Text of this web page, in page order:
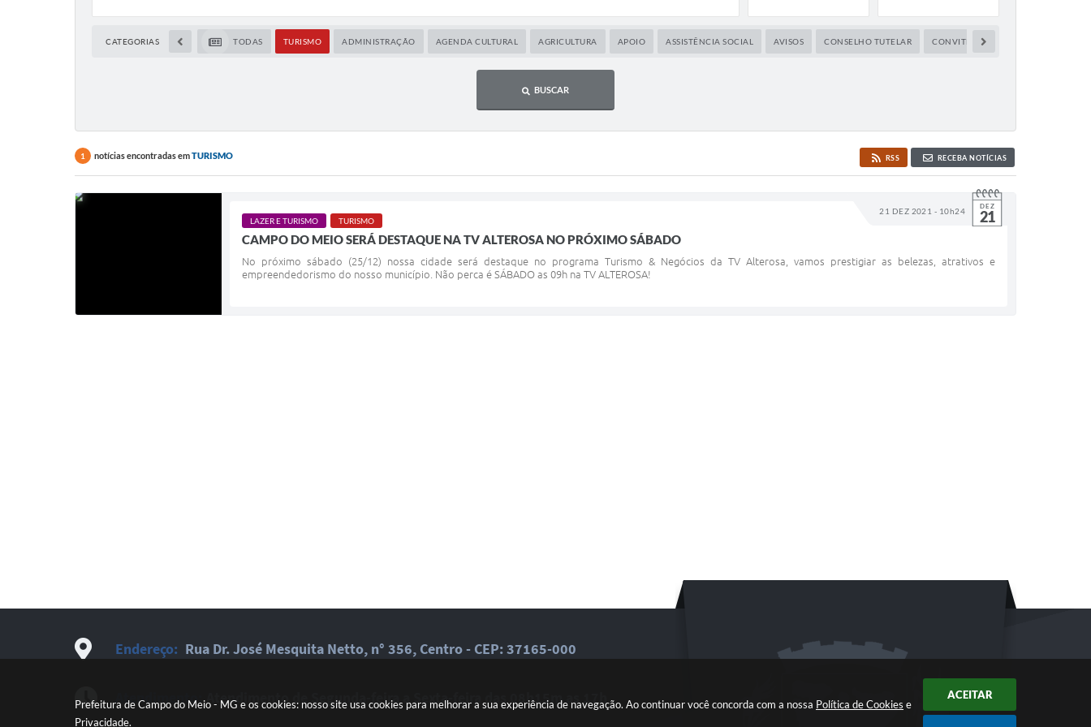
Prefeitura de Campo do Meio - MG e os cookies: nosso site usa cookies para melhorar a sua experiência de navegação. Ao continuar você concorda com a nossa Política de Cookies e
Privacidade.
ACEITAR
CATEGORIAS TODAS TURISMO ADMINISTRAÇÃO AGENDA CULTURAL AGRICULTURA APOIO ASSISTÊNCIA SOCIAL AVISOS CONSELHO TUTELAR CONVITE
BUSCAR
1 notícias encontradas emTURISMO RSS RECEBA NOTÍCIAS
21 DEZ 2021 - 10h24 DEZ
21
LAZER E TURISMO TURISMO
CAMPO DO MEIO SERÁ DESTAQUE NA TV ALTEROSA NO PRÓXIMO SÁBADO
No próximo sábado (25/12) nossa cidade será destaque no programa Turismo & Negócios da TV Alterosa, vamos prestigiar as belezas, atrativos e
empreendedorismo do nosso município. Não perca é SÁBADO as 09h na TV ALTEROSA!
Endereço: Rua Dr. José Mesquita Netto, n° 356, Centro - CEP: 37165-000
Atendimento: Atendimento de Segunda-feira a Sexta-feira das 08h15m as 17h